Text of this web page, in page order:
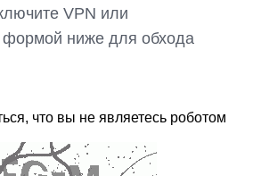
VPN или
формой ниже для обхода
что вы не являетесь роботом